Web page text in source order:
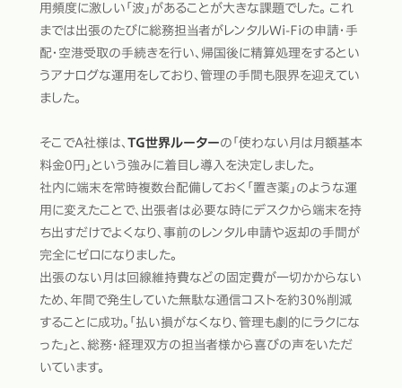
用頻度に激しい「波」があることが大きな課題でした。 これ
までは出張のたびに総務担当者がレンタルWi-Fiの申請・手
配・空港受取の手続きを行い、帰国後に精算処理をするとい
うアナログな運用をしており、管理の手間も限界を迎えてい
ました。
そこでA社様は、 TG世界ルーターの「使わない月は月額基本
料金0円」という強みに着目し導入を決定しました。
社内に端末を常時複数台配備しておく「置き薬」のような運
用に変えたことで、出張者は必要な時にデスクから端末を持
ち出すだけでよくなり、事前のレンタル申請や返却の手間が
完全にゼロになりました。
出張のない月は回線維持費などの固定費が一切かからない
ため、年間で発生していた無駄な通信コストを約30%削減
することに成功。「払い損がなくなり、管理も劇的にラクにな
った」と、総務・経理双方の担当者様から喜びの声をいただ
いています。